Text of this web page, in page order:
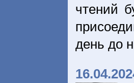
чтений
день до